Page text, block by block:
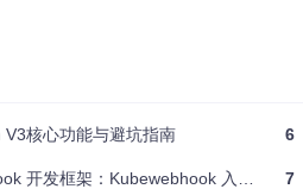
志级别设置为INFO，并将日志输出到
核心功能与避坑指南
发框架：Kubewebhook 入门指南
6
7